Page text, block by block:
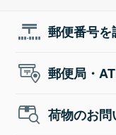
郵便番号を
郵便局・
荷物のお